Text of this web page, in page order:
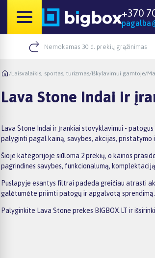
+370
Nemokamas 30 d. prekių grąžinimas
/Laisvalaikis, sportas, turizmas/Iškylavimui gamtoje/
Lava Stone Indai ir
Lava Stone Indai ir įrankiai stovyklavimui -
palyginti pagal kainą, savybes, akcijas, pristatymo
Šioje kategorijoje siūloma 2 prekių, o kainos
pagrindines savybes, funkcionalumą,
Puslapyje esantys filtrai padeda greičiau atrasti
galėtumėte priimti patogų ir apgalvotą sprendimą.
Palyginkite Lava Stone prekes BIGBOX.LT ir